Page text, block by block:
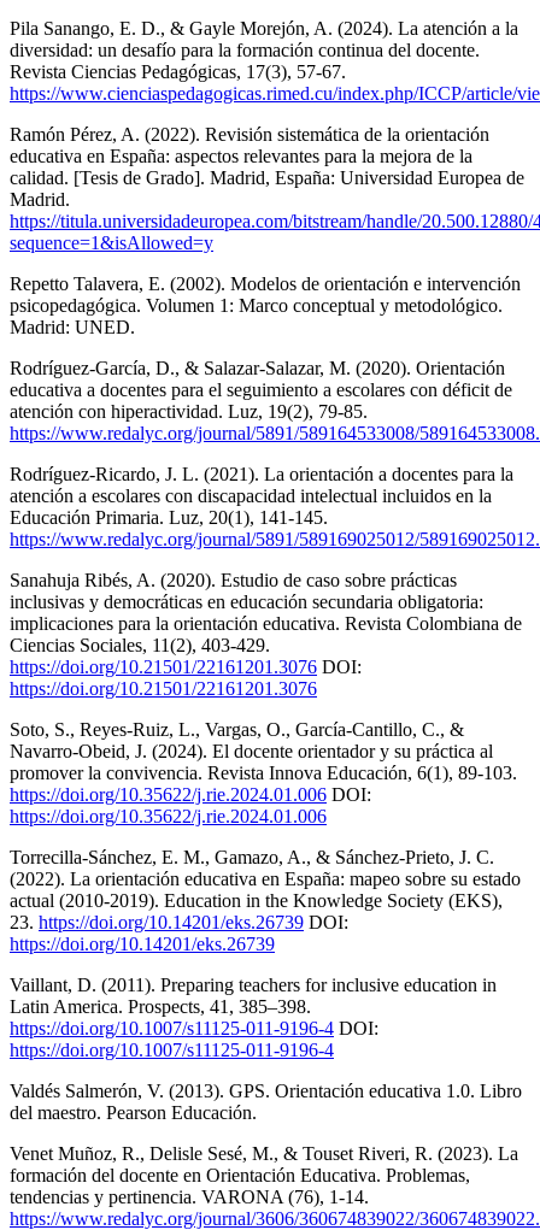
Pila Sanango, E. D., & Gayle Morejón, A. (2024). La atención a la
diversidad: un desafío para la formación continua del docente.
Revista Ciencias Pedagógicas, 17(3), 57-67.
https://www.cienciaspedagogicas.rimed.cu/index.php/ICCP/article/
Ramón Pérez, A. (2022). Revisión sistemática de la orientación
educativa en España: aspectos relevantes para la mejora de la
calidad. [Tesis de Grado]. Madrid, España: Universidad Europea de
Madrid.
https://titula.universidadeuropea.com/bitstream/handle/
sequence=1&isAllowed=y
Repetto Talavera, E. (2002). Modelos de orientación e intervención
psicopedagógica. Volumen 1: Marco conceptual y metodológico.
Madrid: UNED.
Rodríguez-García, D., & Salazar-Salazar, M. (2020). Orientación
educativa a docentes para el seguimiento a escolares con déficit de
atención con hiperactividad. Luz, 19(2), 79-85.
https://www.redalyc.org/journal/5891/589164533008/
Rodríguez-Ricardo, J. L. (2021). La orientación a docentes para la
atención a escolares con discapacidad intelectual incluidos en la
Educación Primaria. Luz, 20(1), 141-145.
https://www.redalyc.org/journal/5891/589169025012/
Sanahuja Ribés, A. (2020). Estudio de caso sobre prácticas
inclusivas y democráticas en educación secundaria obligatoria:
implicaciones para la orientación educativa. Revista Colombiana de
Ciencias Sociales, 11(2), 403-429.
https://doi.org/10.21501/22161201.3076 DOI:
https://doi.org/10.21501/22161201.3076
Soto, S., Reyes-Ruiz, L., Vargas, O., García-Cantillo, C., &
Navarro-Obeid, J. (2024). El docente orientador y su práctica al
promover la convivencia. Revista Innova Educación, 6(1), 89-103.
https://doi.org/10.35622/j.rie.2024.01.006 DOI:
https://doi.org/10.35622/j.rie.2024.01.006
Torrecilla-Sánchez, E. M., Gamazo, A., & Sánchez-Prieto, J. C.
(2022). La orientación educativa en España: mapeo sobre su estado
actual (2010-2019). Education in the Knowledge Society (EKS),
23. https://doi.org/10.14201/eks.26739 DOI:
https://doi.org/10.14201/eks.26739
Vaillant, D. (2011). Preparing teachers for inclusive education in
Latin America. Prospects, 41, 385–398.
https://doi.org/10.1007/s11125-011-9196-4 DOI:
https://doi.org/10.1007/s11125-011-9196-4
Valdés Salmerón, V. (2013). GPS. Orientación educativa 1.0. Libro
del maestro. Pearson Educación.
Venet Muñoz, R., Delisle Sesé, M., & Touset Riveri, R. (2023). La
formación del docente en Orientación Educativa. Problemas,
tendencias y pertinencia. VARONA (76), 1-14.
https://www.redalyc.org/journal/3606/360674839022/